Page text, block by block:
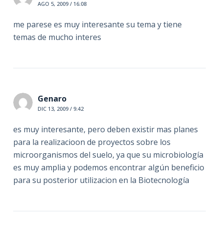
AGO 5, 2009 / 16:08
me parese es muy interesante su tema y tiene
temas de mucho interes
Genaro
DIC 13, 2009 / 9:42
es muy interesante, pero deben existir mas planes
para la realizacioon de proyectos sobre los
microorganismos del suelo, ya que su microbiología
es muy amplia y podemos encontrar algún beneficio
para su posterior utilizacion en la Biotecnología